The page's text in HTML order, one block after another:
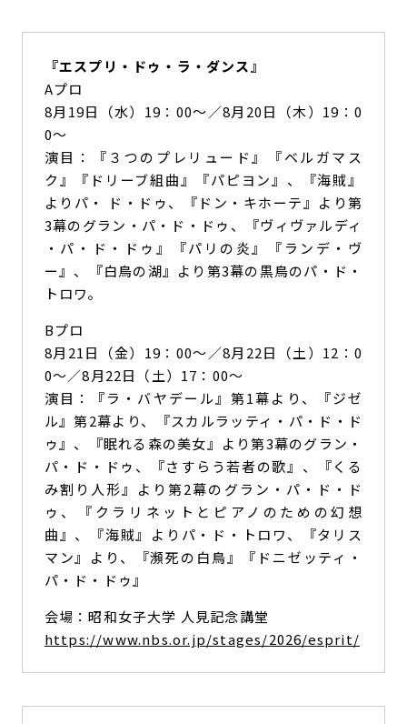
『エスプリ・ドゥ・ラ・ダンス』
Aプロ
8月19日（水）19：00～／8月20日（木）19：0
0～
演目：『３つのプレリュード』『ベルガマス
ク』『ドリーブ組曲』『パピヨン』、『海賊』
よりパ・ ド・ドゥ、『ドン・キホーテ』より第
3幕のグラン・パ・ド・ドゥ、『ヴィヴァルディ
・パ・ド・ドゥ』『パリの炎』『ランデ・ヴ
ー』、『白鳥の湖』より第3幕の黒鳥のパ・ド・
トロワ。
Bプロ
8月21日（金）19：00～／8月22日（土）12：0
0～／8月22日（土）17：00～
演目：『ラ・バヤデール』第1幕より、『ジゼ
ル』第2幕より、『スカルラッティ・パ・ド・ド
ゥ』、『眠れる森の美女』より第3幕のグラン・
パ・ド・ドゥ、『さすらう若者の歌』、『くる
み割り人形』より第2幕のグラン・パ・ド・ド
ゥ、『クラリネットとピアノのための幻想
曲』、『海賊』よりパ・ド・トロワ、『タリス
マン』より、『瀕死の白鳥』『ドニゼッティ・
パ・ド・ドゥ』
会場：昭和女子大学 人見記念講堂
https://www.nbs.or.jp/stages/2026/esprit/